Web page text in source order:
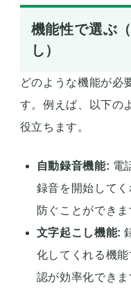
機能性で選ぶ
し）
どのような機能が必
す。例えば、以下の
役立ちます。
自動録音機能: 電
録音を開始して
防ぐことができま
文字起こし機能:
化してくれる機
認が効率化できま